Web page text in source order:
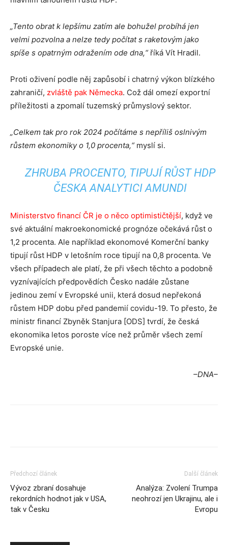
„Tento obrat k lepšímu zatím ale bohužel probíhá jen
velmi pozvolna a nelze tedy počítat s raketovým jako
spíše s opatrným odražením ode dna,“říká Vít Hradil.
Proti oživení podle něj zapůsobí i chatrný výkon blízkého
zahraničí, zvláště pak Německa. Což dál omezí exportní
příležitosti a zpomalí tuzemský průmyslový sektor.
„Celkem tak pro rok 2024 počítáme s nepříliš oslnivým
růstem ekonomiky o 1,0 procenta,“myslí si.
ZHRUBA PROCENTO, TIPUJÍ RŮST HDP
ČESKA ANALYTICI AMUNDI
Ministerstvo financí ČR je o něco optimističtější, když ve
své aktuální makroekonomické prognóze očekává růst o
1,2 procenta. Ale například ekonomové Komerční banky
tipují růst HDP v letošním roce tipují na 0,8 procenta. Ve
všech případech ale platí, že při všech těchto a podobně
vyznívajících předpovědích Česko nadále zůstane
jedinou zemí v Evropské unii, která dosud nepřekoná
růstem HDP dobu před pandemií covidu-19. To přesto, že
ministr financí Zbyněk Stanjura [ODS] tvrdí, že česká
ekonomika letos poroste více než průměr všech zemí
Evropské unie.
–DNA–
Předchozí článek
Vývoz zbraní dosahuje
rekordních hodnot jak v USA,
tak v Česku
Další článek
Analýza: Zvolení Trumpa
neohrozí jen Ukrajinu, ale i
Evropu